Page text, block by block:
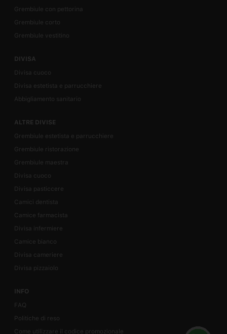
Grembiule con pettorina
Grembiule corto
Grembiule vestitino
DIVISA
Divisa cuoco
Divisa estetista e parrucchiere
Abbigliamento sanitario
ALTRE DIVISE
Grembiule estetista e parrucchiere
Grembiule ristorazione
Grembiule maestra
Divisa cuoco
Divisa pasticcere
Camici dentista
Camice farmacista
Divisa infermiere
Camice bianco
Divisa cameriere
Divisa pizzaiolo
INFO
FAQ
Politiche di reso
Come utilizzare il codice promozionale